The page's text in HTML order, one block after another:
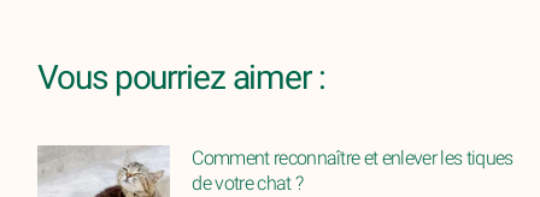
Vous pourriez aimer :
Comment reconnaître et enlever les tiques
de votre chat ?